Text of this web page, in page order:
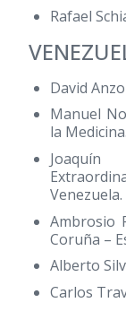
Rafael
David
Manuel
la
Ambrosio
Coruña –
Alberto
Carlos